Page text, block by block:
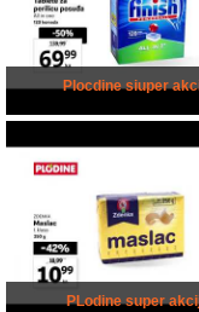
Plocdine siuper
PLodine super